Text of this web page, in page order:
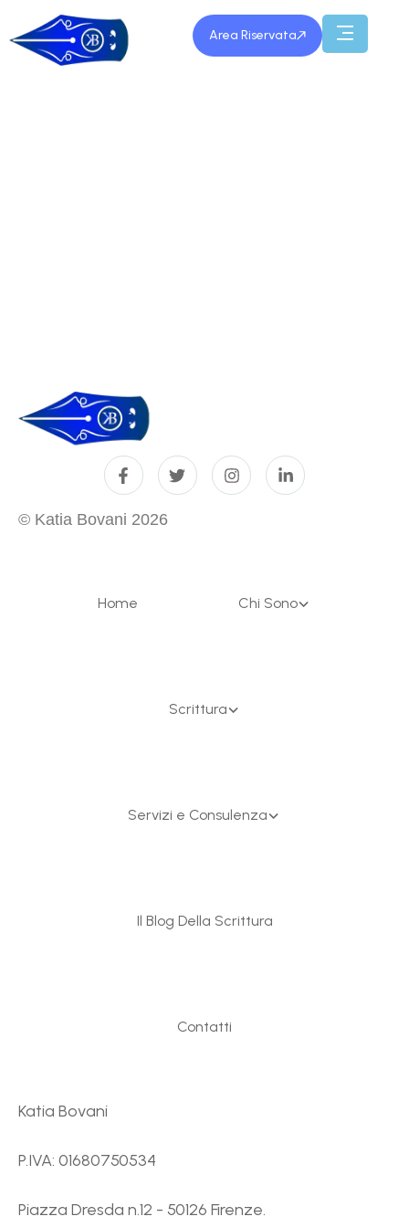
Area Riservata
© Katia Bovani 2026
Home Chi Sono
Scrittura
Servizi e Consulenza
Il Blog Della Scrittura
Contatti
Katia Bovani
P.IVA: 01680750534
Piazza Dresda n.12 - 50126 Firenze.